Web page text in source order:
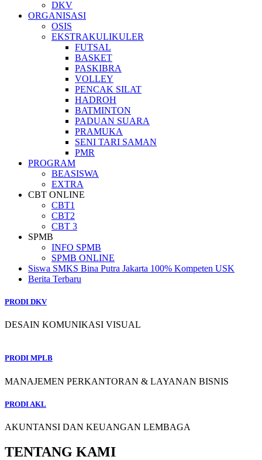
DKV
ORGANISASI
OSIS
EKSTRAKULIKULER
FUTSAL
BASKET
PASKIBRA
VOLLEY
PENCAK SILAT
HADROH
BATMINTON
PADUAN SUARA
PRAMUKA
SENI TARI SAMAN
PMR
PROGRAM
BEASISWA
EXTRA
CBT ONLINE
CBT1
CBT2
CBT 3
SPMB
INFO SPMB
SPMB ONLINE
Siswa SMKS Bina Putra Jakarta 100% Kompeten USK
Berita Terbaru
PRODI DKV
DESAIN KOMUNIKASI VISUAL
PRODI MPLB
MANAJEMEN PERKANTORAN & LAYANAN BISNIS
PRODI AKL
AKUNTANSI DAN KEUANGAN LEMBAGA
TENTANG KAMI